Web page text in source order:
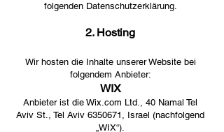
folgenden Datenschutzerklärung.
2. Hosting
Wir hosten die Inhalte unserer Website bei
folgendem Anbieter:
WIX
Anbieter ist die Wix.com Ltd., 40 Namal Tel
Aviv St., Tel Aviv 6350671 , Israel (nachfolgend
„WIX“).